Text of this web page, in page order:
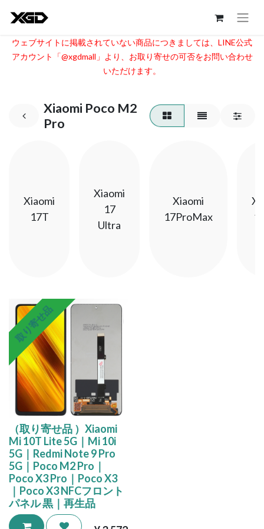
ウェブサイトに掲載されていない商品につきましては、LINE公式
アカウント「@xgdmall」より、お取り寄せの可否をお問い合わせ
いただけます。​
Xiaomi Poco M2
Pro
Xiaomi
17T
Xiaomi
17
Ultra
Xiaomi
17ProMax
取り寄せ品
（取り寄せ品 ）Xiaomi
Mi 10T Lite 5G｜Mi 10i
5G｜Redmi Note 9 Pro
5G｜Poco M2 Pro｜
Poco X3 Pro｜Poco X3
｜Poco X3 NFCフロント
パネル 黒｜再生品